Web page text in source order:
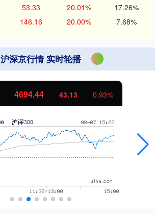
53.33 20.01% 17.26%
146.16 20.00% 7.68%
沪深京行情 实时轮播
4694.44 43.13 0.93%